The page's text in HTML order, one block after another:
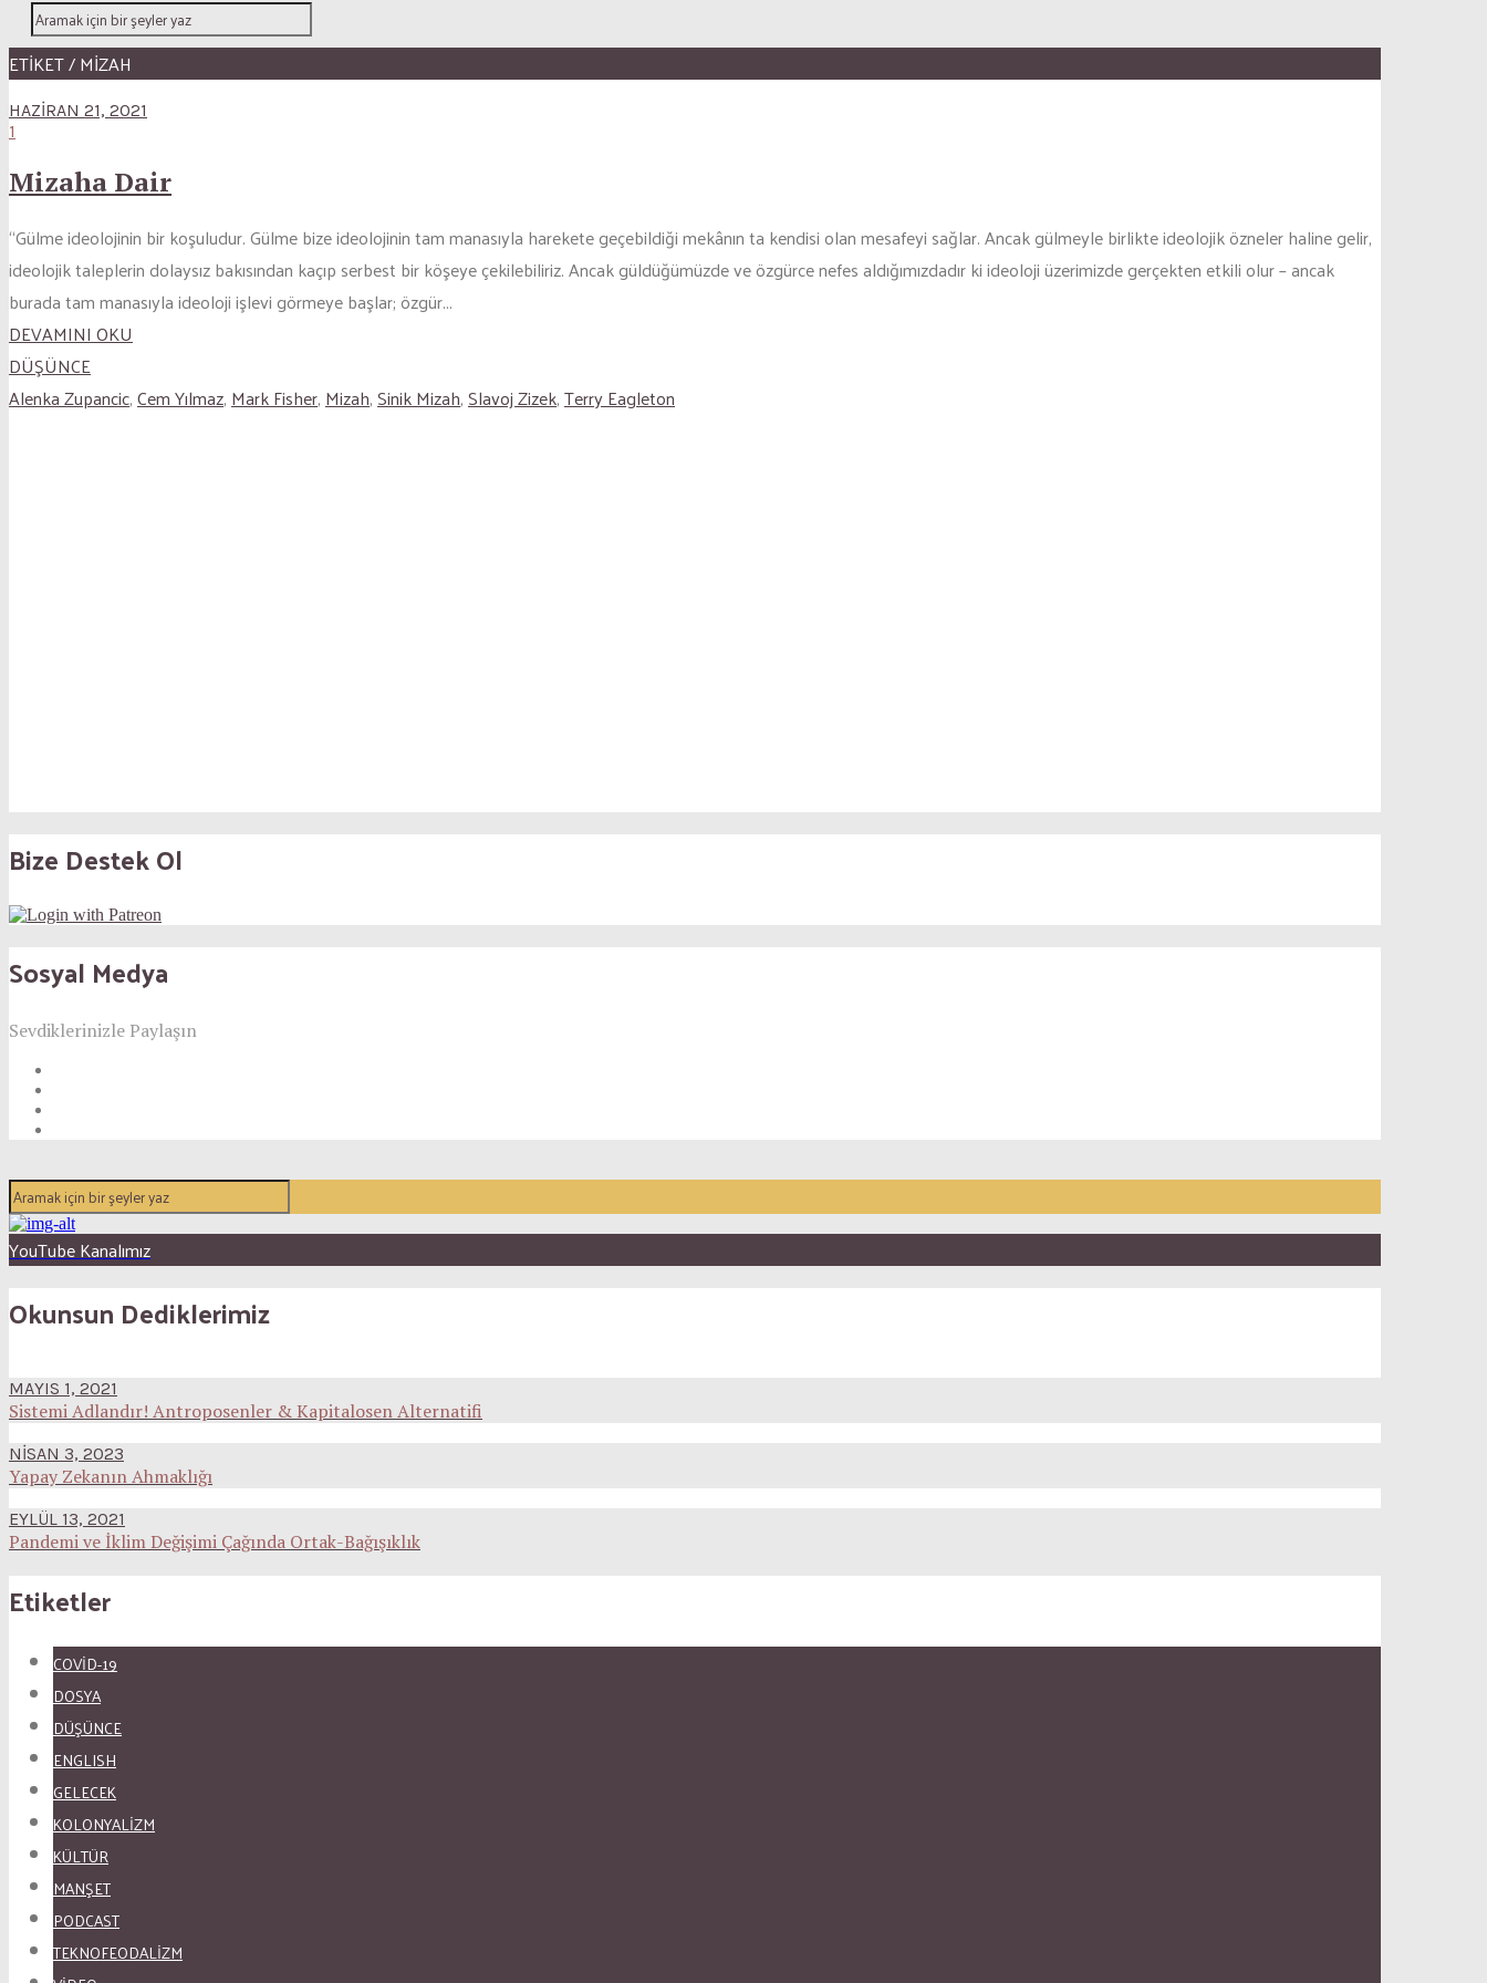
ETİKET / MIZAH
HAZIRAN 21, 2021
1
Mizaha Dair
“Gülme ideolojinin bir koşuludur. Gülme bize ideolojinin tam manasıyla harekete geçebildiği mekânın ta kendisi olan mesafeyi sağlar. Ancak gülmeyle birlikte ideolojik özneler haline gelir,
ideolojik taleplerin dolaysız bakısından kaçıp serbest bir köşeye çekilebiliriz. Ancak güldüğümüzde ve özgürce nefes aldığımızdadır ki ideoloji üzerimizde gerçekten etkili olur – ancak
burada tam manasıyla ideoloji işlevi görmeye başlar; özgür...
DEVAMINI OKU
DÜŞÜNCE
Alenka Zupancic,Cem Yılmaz,Mark Fisher,Mizah,Sinik Mizah,Slavoj Zizek,Terry Eagleton
Bize Destek Ol
Sosyal Medya
Sevdiklerinizle Paylaşın
YouTube Kanalımız
Okunsun Dediklerimiz
MAYIS 1, 2021
Sistemi Adlandır! Antroposenler & Kapitalosen Alternatifi
NISAN 3, 2023
Yapay Zekanın Ahmaklığı
EYLÜL 13, 2021
Pandemi ve İklim Değişimi Çağında Ortak-Bağışıklık
Etiketler
COVID-19
DOSYA
DÜŞÜNCE
ENGLISH
GELECEK
KOLONYALİZM
KÜLTÜR
MANŞET
PODCAST
TEKNOFEODALİZM